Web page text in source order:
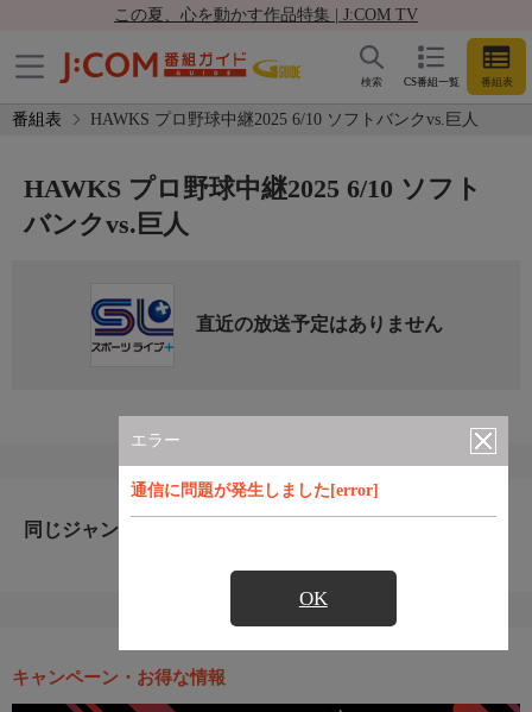
この夏、心を動かす作品特集 | J:COM TV
CS番組一覧 番組表
検索
番組表 HAWKS プロ野球中継2025 6/10 ソフトバンクvs.巨人
エラー
通信に問題が発生しました[error]
OK
HAWKS プロ野球中継2025 6/10 ソフト
バンクvs.巨人
直近の放送予定はありません
同じジャンルのおすすめ番組
キャンペーン・お得な情報